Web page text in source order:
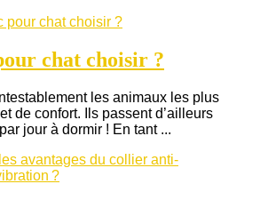
chat choisir ?
les animaux les plus
de confort. Ils passent d’ailleurs
jour à dormir ! En tant ...